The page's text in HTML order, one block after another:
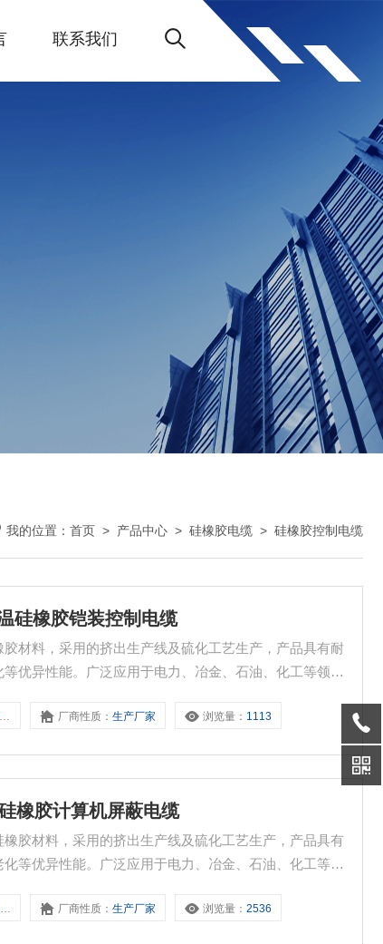
联系我们
我的位置： 首页 > 产品中心 > 硅橡胶电缆 > 硅橡胶控制电缆
硅橡胶铠装控制电缆
材料，采用的挤出生产线及硫化工艺生产，产品具有耐
优异性能。广泛应用于电力、冶金、石油、化工等领域
厂商性质：生产厂家 浏览量： 1113
橡胶计算机屏蔽电缆
胶材料，采用的挤出生产线及硫化工艺生产，产品具有
等优异性能。广泛应用于电力、冶金、石油、化工等领
厂商性质：生产厂家 浏览量：2536